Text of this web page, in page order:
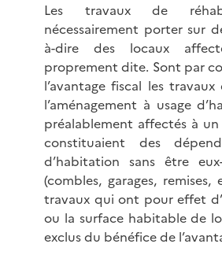
Les travaux de
nécessairement porter sur
à-dire des locaux
proprement dite. Sont par
l’avantage fiscal les
l’aménagement à usage
préalablement affectés à
constituaient des
d’habitation sans être
(combles, garages,
travaux qui ont pour effet
ou la surface habitable de
exclus du bénéfice de